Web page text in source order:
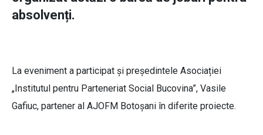
absolvenți.
La eveniment a participat și președintele Asociației
„Institutul pentru Parteneriat Social Bucovina”, Vasile
Gafiuc, partener al AJOFM Botoșani în diferite proiecte.